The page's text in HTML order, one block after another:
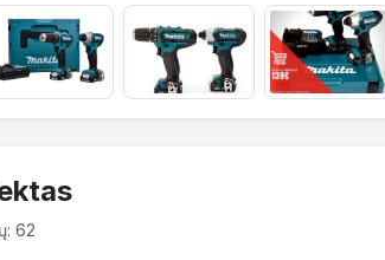
62